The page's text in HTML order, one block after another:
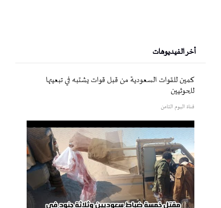
أخر الفيديوهات
كمين للقوات السعودية من قبل قوات يشتبه في تبعيتها
للحوثيين
قناة اليوم الثامن